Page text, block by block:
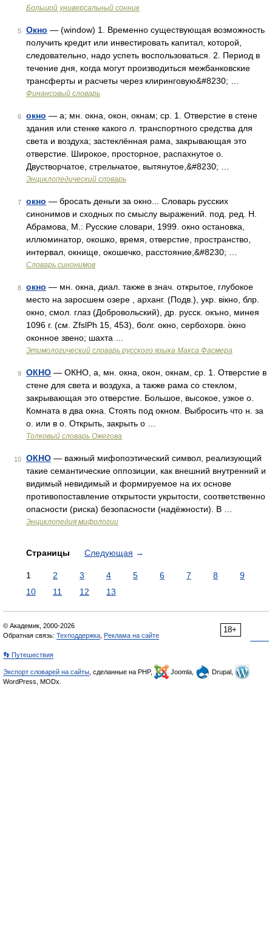
Большой универсальный сонник
5 Окно — (window) 1. Временно существующая возможность
получить кредит или инвестировать капитал, которой,
следовательно, надо успеть воспользоваться. 2. Период в
течение дня, когда могут производиться межбанковские
трансферты и расчеты через клиринговую&#8230; …
Финансовый словарь
6 окно — а; мн. окна, окон, окнам; ср. 1. Отверстие в стене
здания или стенке какого л. транспортного средства для
света и воздуха; застеклённая рама, закрывающая это
отверстие. Широкое, просторное, распахнутое о.
Двустворчатое, стрельчатое, вытянутое,&#8230; …
Энциклопедический словарь
7 окно — бросать деньги за окно... Словарь русских
синонимов и сходных по смыслу выражений. под. ред. Н.
Абрамова, М.: Русские словари, 1999. окно остановка,
иллюминатор, окошко, время, отверстие, пространство,
интервал, окнище, окошечко, расстояние,&#8230; …
Словарь синонимов
8 окно — мн. окна, диал. также в знач. открытое, глубокое
место на заросшем озере , арханг. (Подв.), укр. вiкно, блр.
окно, смол. глаз (Добровольский), др. русск. окъно, минея
1096 г. (см. ZfslPh 15, 453), болг. окно, сербохорв. о̀кно
оконное звено; шахта …
Этимологический словарь русского языка Макса Фасмера
9 ОКНО — ОКНО, а, мн. окна, окон, окнам, ср. 1. Отверстие в
стене для света и воздуха, а также рама со стеклом,
закрывающая это отверстие. Большое, высокое, узкое о.
Комната в два окна. Стоять под окном. Выбросить что н. за
о. или в о. Открыть, закрыть о …
Толковый словарь Ожегова
10 ОКНО — важный мифопоэтический символ, реализующий
такие семантические оппозиции, как внешний внутренний и
видимый невидимый и формируемое на их основе
противопоставление открытости укрытости, соответственно
опасности (риска) безопасности (надёжности). В …
Энциклопедия мифологии
Страницы Следующая →
1 2 3 4 5 6 7 8
9
10
11 12 13
18+
© Академик, 2000-2026
Обратная связь: Техподдержка Реклама на сайте
👣 Путешествия
Экспорт словарей на сайты , сделанные на PHP, Joomla,
Drupal,
WordPress, MODx.